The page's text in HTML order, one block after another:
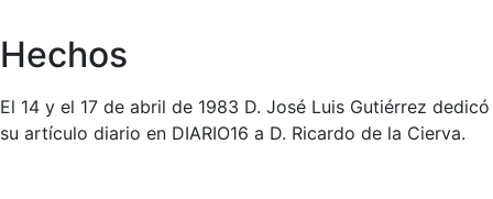
Hechos
El 14 y el 17 de abril de 1983 D. José Luis Gutiérrez dedicó
su artículo diario en DIARIO16 a D. Ricardo de la Cierva.